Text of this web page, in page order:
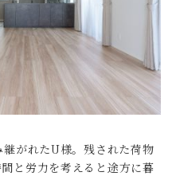
がれたU様。残された荷物
と労力を考えると途方に暮